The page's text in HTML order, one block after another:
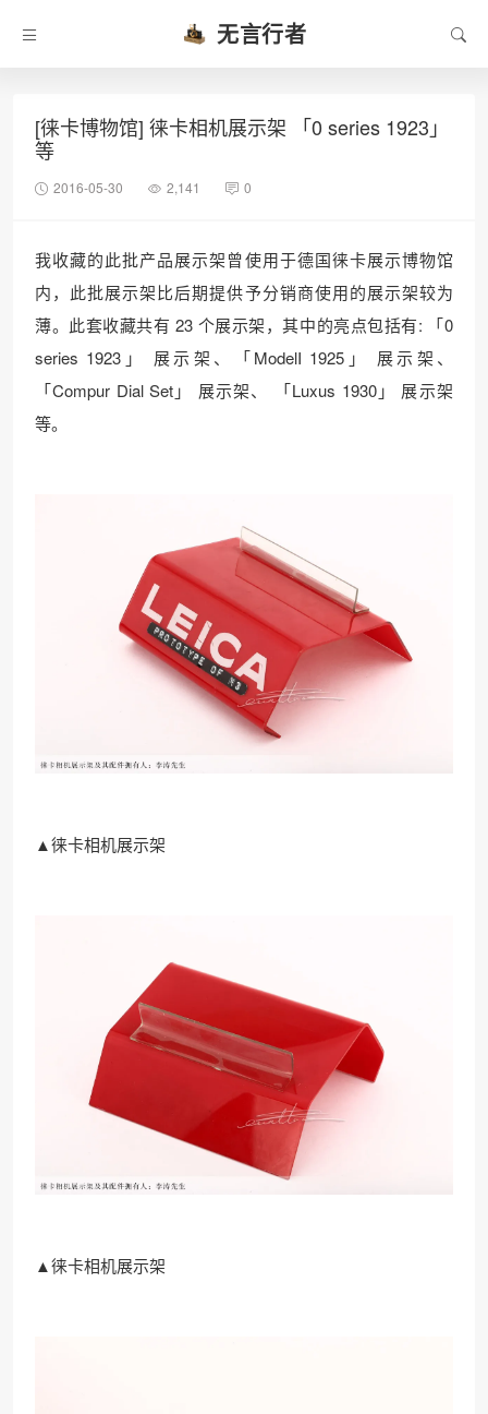
无言行者
[徕卡博物馆] 徕卡相机展示架 「0 series 1923」
等
2016-05-30 2,141 0
我收藏的此批产品展示架曾使用于德国徕卡展示博物馆
内，此批展示架比后期提供予分销商使用的展示架较为
薄。此套收藏共有 23 个展示架，其中的亮点包括有: 「0
series 1923」 展示架、「ModelI 1925」 展示架、
「Compur Dial Set」 展示架、 「Luxus 1930」 展示架
等。
▲徕卡相机展示架
▲徕卡相机展示架